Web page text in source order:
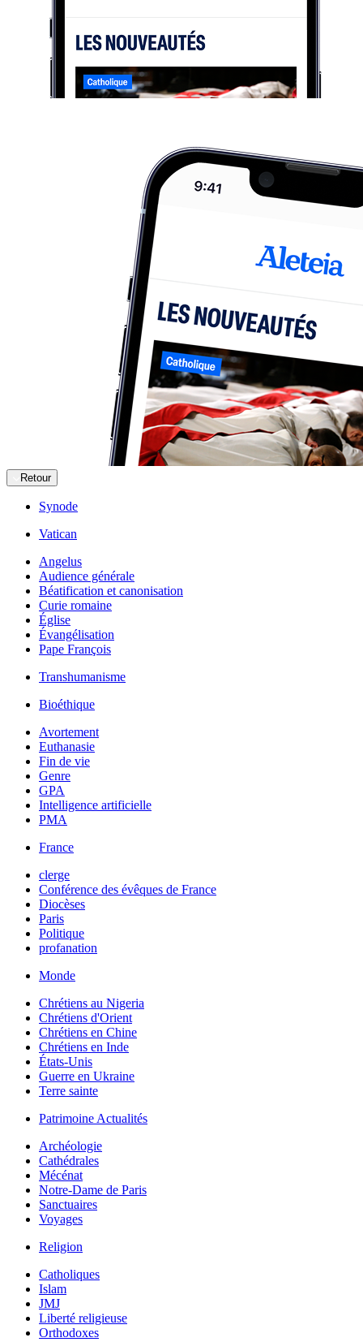
Retour
Synode
Vatican
Angelus
Audience générale
Béatification et canonisation
Curie romaine
Église
Évangélisation
Pape François
Transhumanisme
Bioéthique
Avortement
Euthanasie
Fin de vie
Genre
GPA
Intelligence artificielle
PMA
France
clerge
Conférence des évêques de France
Diocèses
Paris
Politique
profanation
Monde
Chrétiens au Nigeria
Chrétiens d'Orient
Chrétiens en Chine
Chrétiens en Inde
États-Unis
Guerre en Ukraine
Terre sainte
Patrimoine Actualités
Archéologie
Cathédrales
Mécénat
Notre-Dame de Paris
Sanctuaires
Voyages
Religion
Catholiques
Islam
JMJ
Liberté religieuse
Orthodoxes